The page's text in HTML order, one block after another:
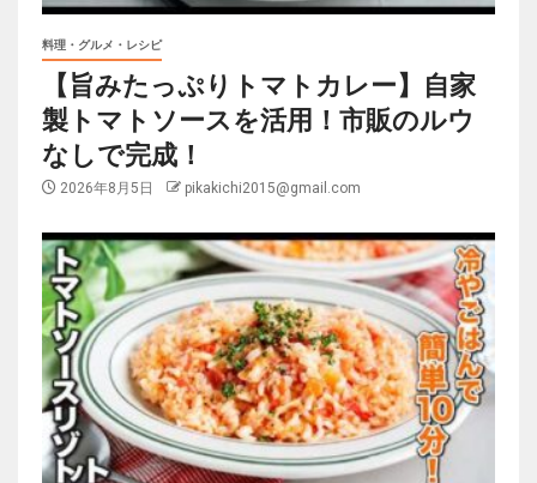
料理・グルメ・レシピ
【旨みたっぷりトマトカレー】自家
製トマトソースを活用！市販のルウ
なしで完成！
2026年8月5日 pikakichi2015@gmail.com